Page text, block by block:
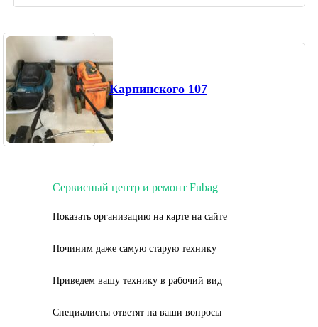
Карпинского 107
Сервисный центр и ремонт Fubag
Показать организацию на карте на сайте
Починим даже самую старую технику
Приведем вашу технику в рабочий вид
Специалисты ответят на ваши вопросы